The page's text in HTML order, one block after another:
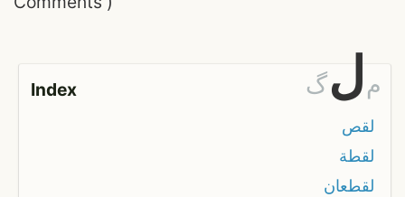
Index گ لم
لقص
لقطة
لقطعان